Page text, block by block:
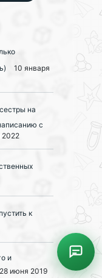
10 января
на
с
2022
к
и
28 июня 2019